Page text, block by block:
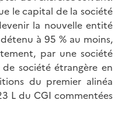
le capital de la société
la nouvelle entité
à 95 % au moins,
par une société
société étrangère en
du premier alinéa
L du CGI commentées